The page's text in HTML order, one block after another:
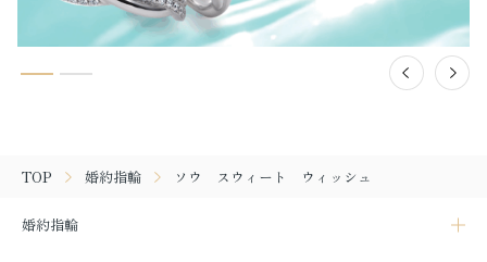
TOP 婚約指輪 ソウ スウィート ウィッシュ
婚約指輪